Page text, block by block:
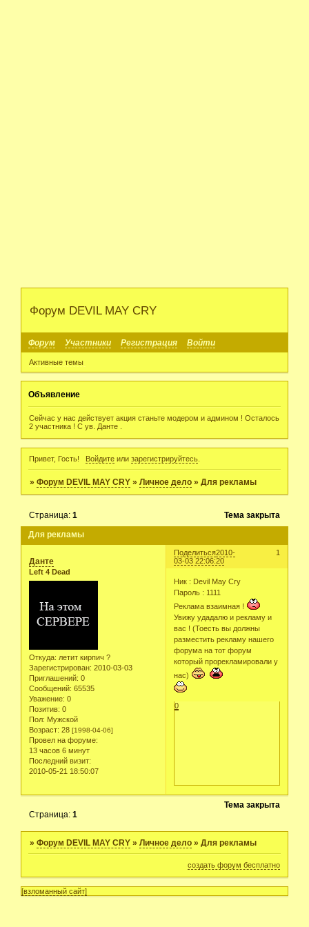
Форум DEVIL MAY CRY
Форум Участники Регистрация Войти
Активные темы
Объявление
Сейчас у нас действует акция станьте модером и админом ! Осталось
2 участника ! С ув. Данте .
Привет, Гость! Войдитеили зарегистрируйтесь.
»Форум DEVIL MAY CRY »Личное дело »Для рекламы
Для рекламы
Страница:1 Тема закрыта
Поделиться 1
2010-
03-03 22:06:20
Данте
Left 4 Dead
Откуда: летит кирпич ?
Зарегистрирован: 2010-03-03
Приглашений: 0
Сообщений: 65535
Уважение: 0
Позитив: 0
Пол: Мужской
Возраст: 28 [1998-04-06]
Провел на форуме:
13 часов 6 минут
Последний визит:
2010-05-21 18:50:07
Ник : Devil May Cry
Пароль : 1111
Реклама взаимная !
Увижу удадалю и рекламу и
вас ! (Тоесть вы должны
разместить рекламу нашего
форума на тот форум
который прорекламировали у
нас)
0
Тема закрыта
Страница:1
»Форум DEVIL MAY CRY »Личное дело »Для рекламы
создать форум бесплатно
[взломанный сайт]